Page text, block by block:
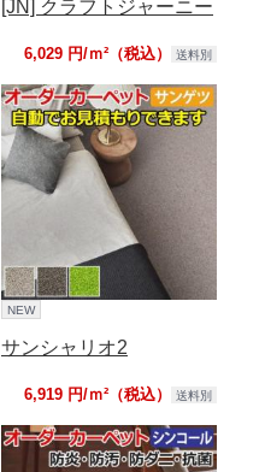
[JN] クラフトジャーニー
6,029 円/ｍ²（税込） 送料別
NEW
サンシャリオ2
6,919 円/ｍ²（税込） 送料別